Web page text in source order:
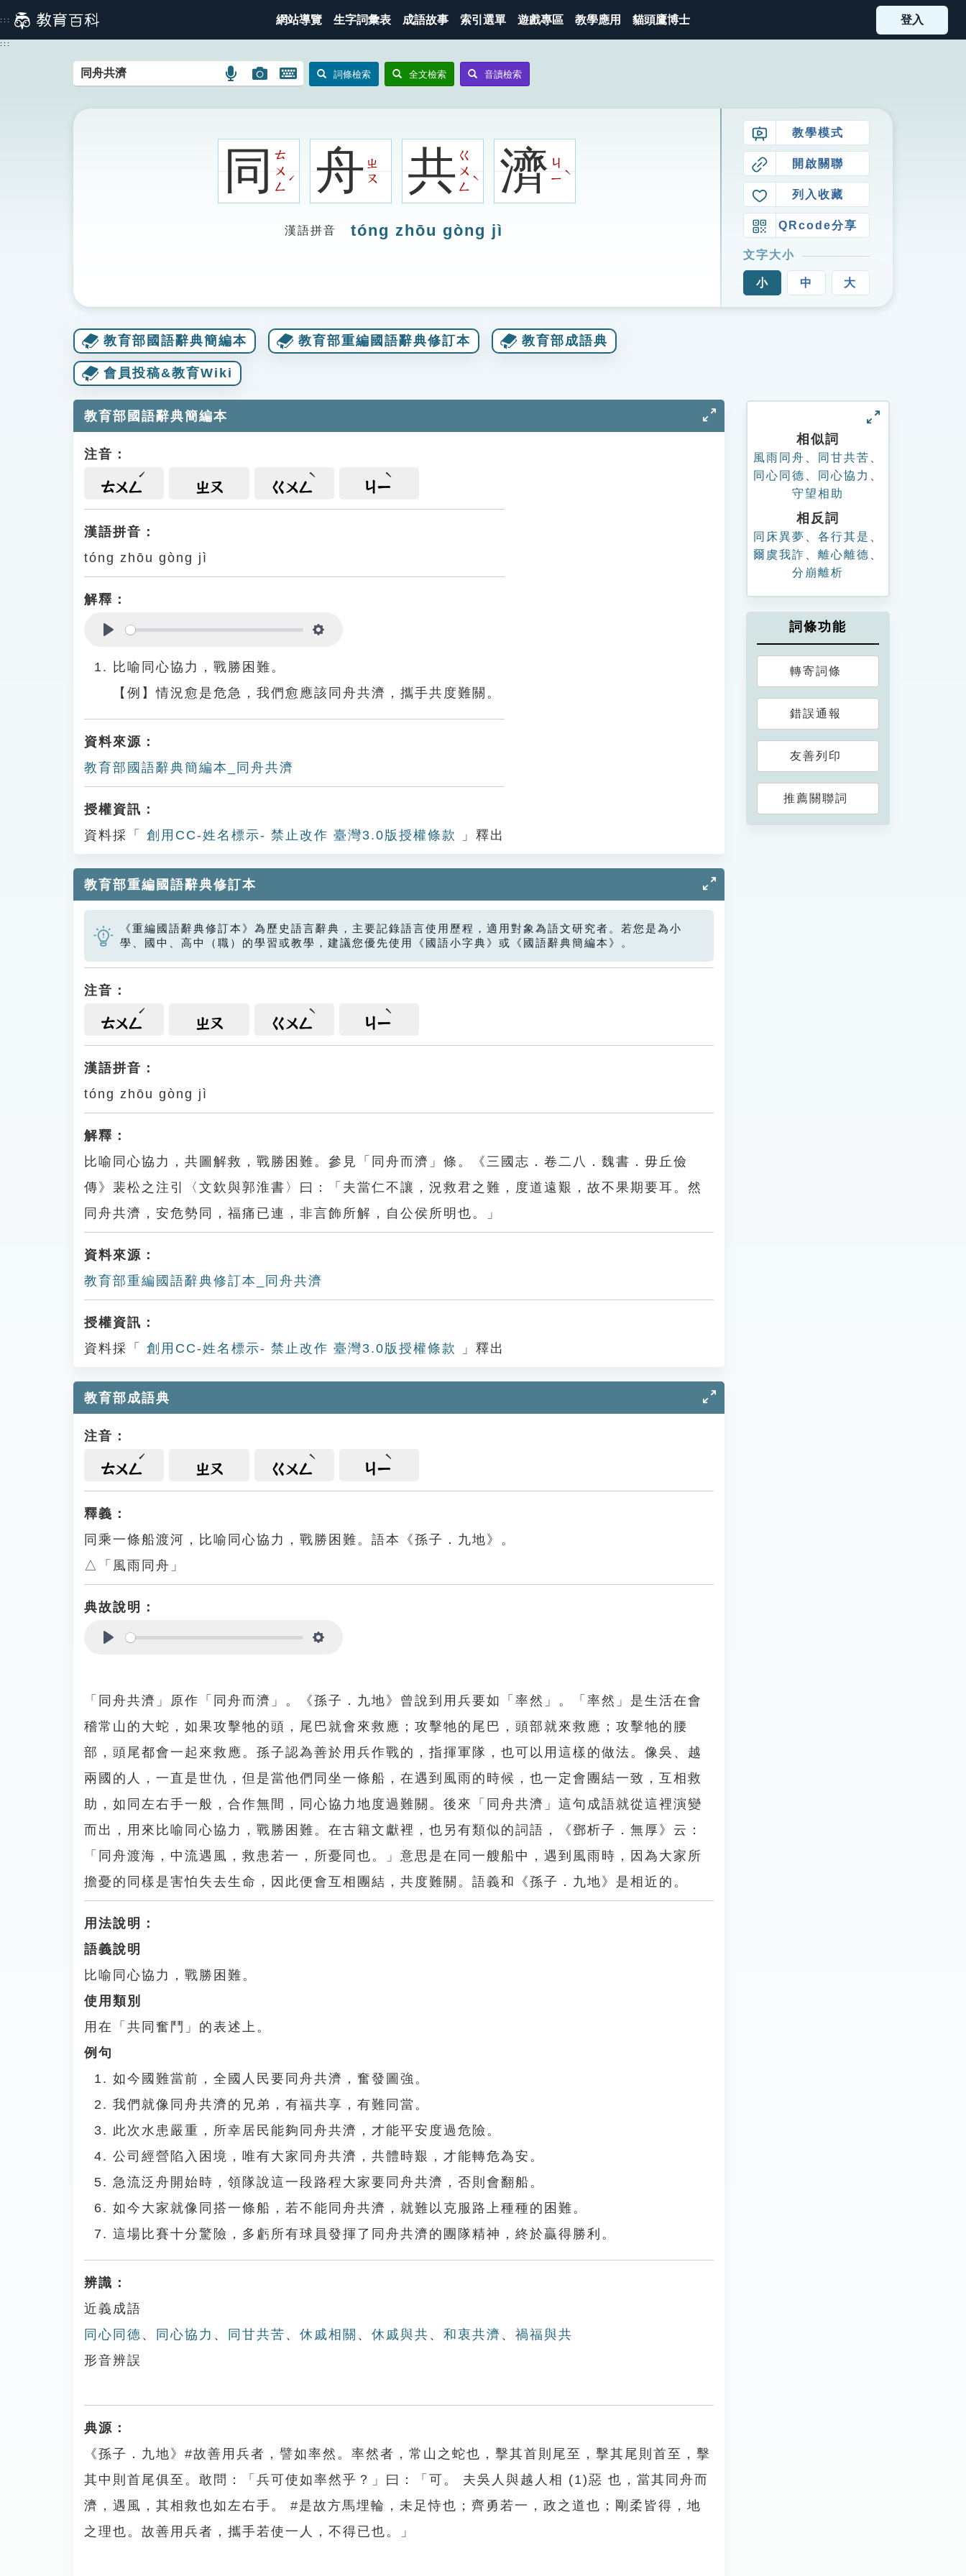
到
主
::: 網站導覽 生字詞彙表 成語故事 索引選單 遊戲專區 教學應用 貓頭鷹博士 登入
:::
語
搜
圖
示
圖
搜
圖
示
開
鍵
圖
詞條檢索 全文檢索 音讀檢索
同ㄊ
ㄨ
ㄥ
ˊ 舟ㄓ
ㄡ
共ㄍ
ㄨ
ㄥ
ˋ 濟ㄐ
ㄧ
ˋ
漢語拼音 tóng zhōu gòng jì
教學模式
開啟關聯
列入收藏
QRcode分享
文字大小
小 中 大
教育部國語辭典簡編本 教育部重編國語辭典修訂本 教育部成語典
會員投稿&教育Wiki
教育部國語辭典簡編本
注音：
ㄊㄨㄥ ㄓㄡ ㄍㄨㄥ ㄐㄧ
漢語拼音：
tóng zhōu gòng jì
解釋：
比喻同心協力，戰勝困難。
【例】情況愈是危急，我們愈應該同舟共濟，攜手共度難關。
資料來源：
教育部國語辭典簡編本_同舟共濟
授權資訊：
資料採「
創用CC-姓名標示- 禁止改作 臺灣3.0版授權條款 」釋出
教育部重編國語辭典修訂本
《重編國語辭典修訂本》為歷史語言辭典，主要記錄語言使用歷程，適用對象為語文研究者。若您是為小
學、國中、高中（職）的學習或教學，建議您優先使用《國語小字典》或《國語辭典簡編本》。
注音：
ㄊㄨㄥ ㄓㄡ ㄍㄨㄥ ㄐㄧ
漢語拼音：
tóng zhōu gòng jì
解釋：
比喻同心協力，共圖解救，戰勝困難。參見「同舟而濟」條。《三國志．卷二八．魏書．毋丘儉
傳》裴松之注引〈文欽與郭淮書〉曰：「夫當仁不讓，況救君之難，度道遠艱，故不果期要耳。然
同舟共濟，安危勢同，福痛已連，非言飾所解，自公侯所明也。」
資料來源：
教育部重編國語辭典修訂本_同舟共濟
授權資訊：
資料採「
創用CC-姓名標示- 禁止改作 臺灣3.0版授權條款 」釋出
教育部成語典
注音：
ㄊㄨㄥ ㄓㄡ ㄍㄨㄥ ㄐㄧ
釋義：
同乘一條船渡河，比喻同心協力，戰勝困難。語本《孫子．九地》。
△「風雨同舟」
典故說明：
「同舟共濟」原作「同舟而濟」。《孫子．九地》曾說到用兵要如「率然」。「率然」是生活在會
稽常山的大蛇，如果攻擊牠的頭，尾巴就會來救應；攻擊牠的尾巴，頭部就來救應；攻擊牠的腰
部，頭尾都會一起來救應。孫子認為善於用兵作戰的，指揮軍隊，也可以用這樣的做法。像吳、越
兩國的人，一直是世仇，但是當他們同坐一條船，在遇到風雨的時候，也一定會團結一致，互相救
助，如同左右手一般，合作無間，同心協力地度過難關。後來「同舟共濟」這句成語就從這裡演變
而出，用來比喻同心協力，戰勝困難。在古籍文獻裡，也另有類似的詞語，《鄧析子．無厚》云：
「同舟渡海，中流遇風，救患若一，所憂同也。」意思是在同一艘船中，遇到風雨時，因為大家所
擔憂的同樣是害怕失去生命，因此便會互相團結，共度難關。語義和《孫子．九地》是相近的。
用法說明：
語義說明
比喻同心協力，戰勝困難。
使用類別
用在「共同奮鬥」的表述上。
例句
如今國難當前，全國人民要同舟共濟，奮發圖強。
我們就像同舟共濟的兄弟，有福共享，有難同當。
此次水患嚴重，所幸居民能夠同舟共濟，才能平安度過危險。
公司經營陷入困境，唯有大家同舟共濟，共體時艱，才能轉危為安。
急流泛舟開始時，領隊說這一段路程大家要同舟共濟，否則會翻船。
如今大家就像同搭一條船，若不能同舟共濟，就難以克服路上種種的困難。
這場比賽十分驚險，多虧所有球員發揮了同舟共濟的團隊精神，終於贏得勝利。
辨識：
近義成語
同心同德 、 同心協力 、 同甘共苦 、 休戚相關 、 休戚與共 、 和衷共濟 、 禍福與共
形音辨誤
典源：
《孫子．九地》#故善用兵者，譬如率然。率然者，常山之蛇也，擊其首則尾至，擊其尾則首至，擊
其中則首尾俱至。敢問：「兵可使如率然乎？」曰：「可。 夫吳人與越人相 (1)惡 也，當其同舟而
濟，遇風，其相救也如左右手。 #是故方馬埋輪，未足恃也；齊勇若一，政之道也；剛柔皆得，地
之理也。故善用兵者，攜手若使一人，不得已也。」
相似詞
風雨同舟 同甘共苦
同心同德
同心協力
守望相助
相反詞
同床異夢 各行其是
爾虞我詐
離心離德
分崩離析
詞條功能
轉寄詞條
錯誤通報
友善列印
推薦關聯詞